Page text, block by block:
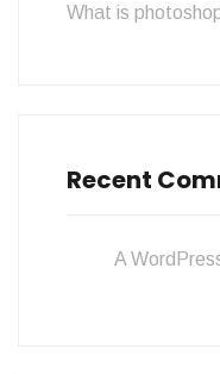
What is
Recent
A